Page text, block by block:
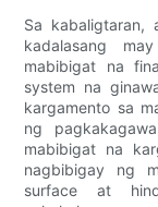
Sa kabaligtaran,
kadalasang
mabibigat na
system na
kargamento sa
ng
mabibigat na
nagbibigay ng
surface at